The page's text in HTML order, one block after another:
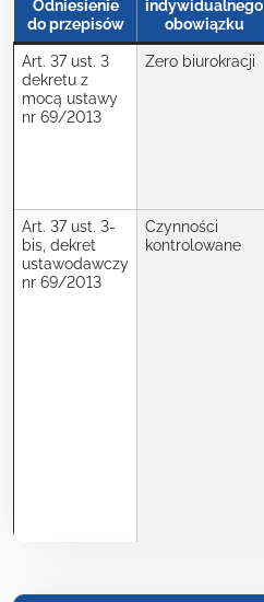
Odniesienie
do przepisów
indywidualnego
obowiązku
Art. 37 ust. 3
dekretu z
mocą ustawy
nr 69/2013
Zero biurokracji
Art. 37 ust. 3-
bis, dekret
ustawodawczy
nr 69/2013
Czynności
kontrolowane